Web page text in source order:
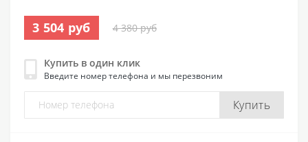
3 504 руб 4 380 руб
Купить в один клик
Введите номер телефона и мы перезвоним
Купить